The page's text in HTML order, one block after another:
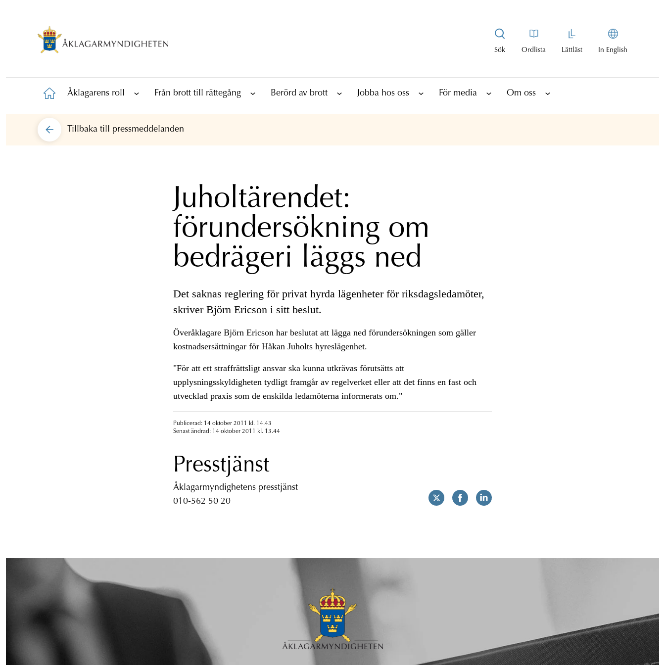
Sök Ordlista Lättläst In English
Åklagarens roll Från brott till rättegång Berörd av brott Jobba hos oss För media Om oss
Tillbaka till pressmeddelanden
Juholtärendet:
förundersökning om
bedrägeri läggs ned
Det saknas reglering för privat hyrda lägenheter för riksdagsledamöter,
skriver Björn Ericson i sitt beslut.
Överåklagare Björn Ericson har beslutat att lägga ned förundersökningen som gäller
kostnadsersättningar för Håkan Juholts hyreslägenhet.
"För att ett straffrättsligt ansvar ska kunna utkrävas förutsätts att
upplysningsskyldigheten tydligt framgår av regelverket eller att det finns en fast och
utvecklad praxissom de enskilda ledamöterna informerats om."
Publicerad: 14 oktober 2011 kl. 14.43
Senast ändrad: 14 oktober 2011 kl. 13.44
Presstjänst
Åklagarmyndighetens presstjänst
010-562 50 20